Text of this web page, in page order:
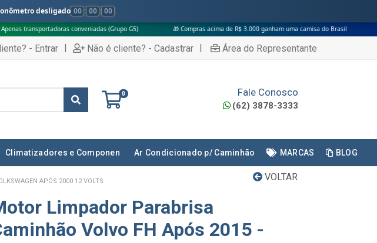
desligado 00 : 00 : 00
conveniadas (Grupo G5) 🎁 Compras acima de R$ 3.000 ganham uma camisa do Brasil
- Entrar | Não é cliente? - Cadastrar | Área do Representante
0 Fale Conosco
(62) 3878-3333
Climatizadores e Componen Ar Condicionado p/ Caminhão MARCAS BLOG
VOLTAR
APÓS 2000 12 VOLTS
Limpador Parabrisa
Volvo FH Após 2015 -